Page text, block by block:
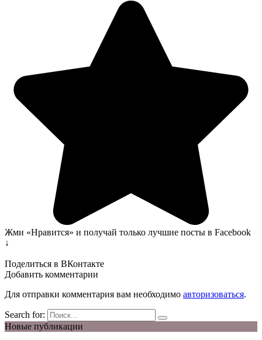
Жми «Нравится» и получай только лучшие посты в Facebook
↓
Поделиться в ВКонтакте
Добавить комментарии
Для отправки комментария вам необходимо авторизоваться.
Search for:
Новые публикации